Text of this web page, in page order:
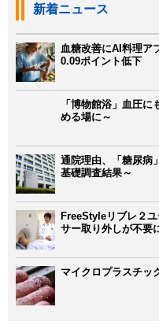
新着ニュース
血糖改善にAI料理ア
0.09ポイント低下
「博物館浴」血圧
める場に～
通院理由、「糖尿病
基礎調査結果～
FreeStyleリブレ２
サー取り外しが不要
マイクロプラスチッ